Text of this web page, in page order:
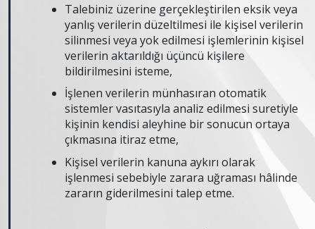
Talebiniz üzerine gerçekleştirilen eksik veya
yanlış verilerin düzeltilmesi ile kişisel verilerin
silinmesi veya yok edilmesi işlemlerinin kişisel
verilerin aktarıldığı üçüncü kişilere
bildirilmesini isteme,
İşlenen verilerin münhasıran otomatik
sistemler vasıtasıyla analiz edilmesi suretiyle
kişinin kendisi aleyhine bir sonucun ortaya
çıkmasına itiraz etme,
Kişisel verilerin kanuna aykırı olarak
işlenmesi sebebiyle zarara uğraması hâlinde
zararın giderilmesini talep etme.